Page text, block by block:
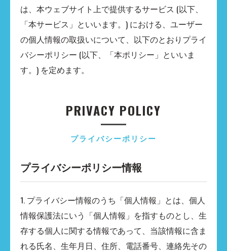
は、本ウェブサイト上で提供するサービス (以下、
「本サービス」といいます。) における、ユーザー
の個人情報の取扱いについて、以下のとおりプライ
バシーポリシー (以下、「本ポリシー」といいま
す。) を定めます。
プライバシーポリシー
PRIVACY POLICY
プライバシーポリシー情報
1. プライバシー情報のうち「個人情報」とは、個人
情報保護法にいう「個人情報」を指すものとし、生
存する個人に関する情報であって、当該情報に含ま
れる氏名、生年月日、住所、電話番号、連絡先その